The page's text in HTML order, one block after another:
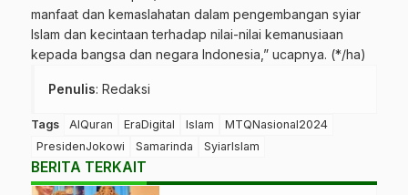
manfaat dan kemaslahatan dalam pengembangan syiar
Islam dan kecintaan terhadap nilai-nilai kemanusiaan
kepada bangsa dan negara Indonesia,” ucapnya. (*/ha)
Penulis: Redaksi
Tags AlQuran EraDigital Islam
MTQNasional2024
PresidenJokowi
Samarinda SyiarIslam
BERITA TERKAIT